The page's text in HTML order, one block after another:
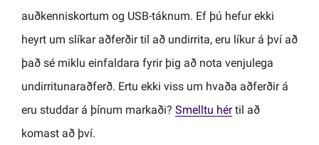
auðkenniskortum og USB-táknum. Ef þú hefur ekki
heyrt um slíkar aðferðir til að undirrita, eru líkur á því að
það sé miklu einfaldara fyrir þig að nota venjulega
undirritunaraðferð. Ertu ekki viss um hvaða aðferðir á
eru studdar á þínum markaði? Smelltu hértil að
komast að því.